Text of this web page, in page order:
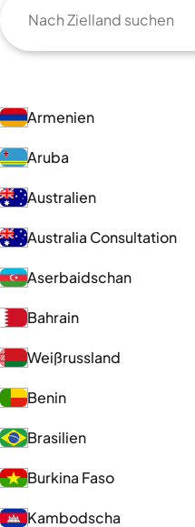
Armenien
Aruba
Australien
Australia Consultation
Aserbaidschan
Bahrain
Weißrussland
Benin
Brasilien
Burkina Faso
Kambodscha